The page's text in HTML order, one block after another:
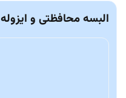
البسه محافظتی و ایزوله